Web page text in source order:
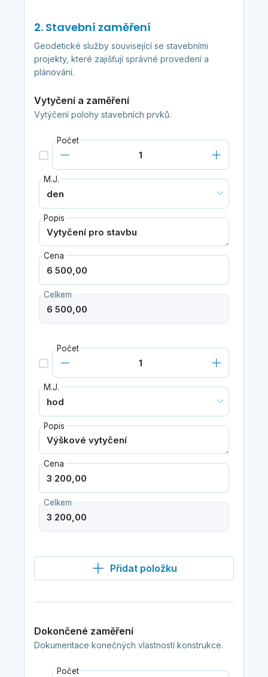
2. Stavební zaměření
Geodetické služby související se stavebními
projekty, které zajišťují správné provedení a
plánování.
Vytyčení a zaměření
Vytýčení polohy stavebních prvků.
Počet
M.J.
Popis
Cena
Celkem
Počet
M.J.
Popis
Cena
Celkem
Přidat položku
Dokončené zaměření
Dokumentace konečných vlastností konstrukce.
Počet